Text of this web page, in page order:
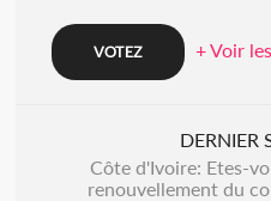
+ Voir
DERNIER
Côte d'Ivoire: Etes-
renouvellement du